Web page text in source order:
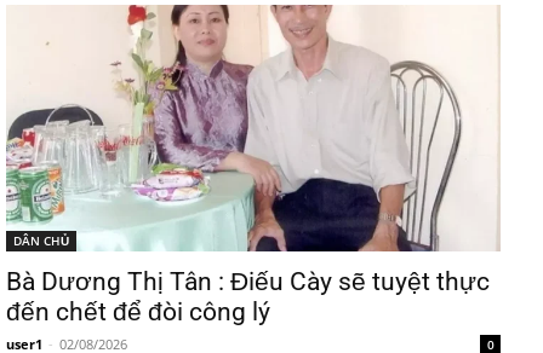
DÂN CHỦ
Bà Dương Thị Tân : Điếu Cày sẽ tuyệt thực
đến chết để đòi công lý
user1 - 02/08/2026 0